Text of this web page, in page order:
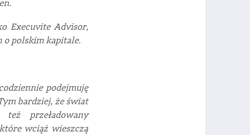
Execuvite Advisor,
o polskim kapitale.
podejmuję
bardziej, że świat
przeładowany
wciąż wieszczą